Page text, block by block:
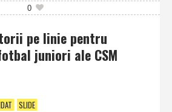
0
pe linie pentru
juniori ale CSM
SLIDE